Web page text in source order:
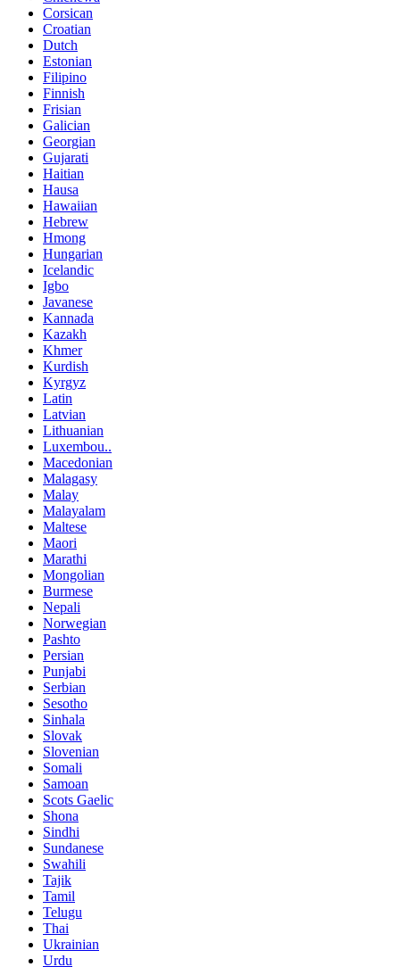
Corsican
Croatian
Dutch
Estonian
Filipino
Finnish
Frisian
Galician
Georgian
Gujarati
Haitian
Hausa
Hawaiian
Hebrew
Hmong
Hungarian
Icelandic
Igbo
Javanese
Kannada
Kazakh
Khmer
Kurdish
Kyrgyz
Latin
Latvian
Lithuanian
Luxembou..
Macedonian
Malagasy
Malay
Malayalam
Maltese
Maori
Marathi
Mongolian
Burmese
Nepali
Norwegian
Pashto
Persian
Punjabi
Serbian
Sesotho
Sinhala
Slovak
Slovenian
Somali
Samoan
Scots Gaelic
Shona
Sindhi
Sundanese
Swahili
Tajik
Tamil
Telugu
Thai
Ukrainian
Urdu